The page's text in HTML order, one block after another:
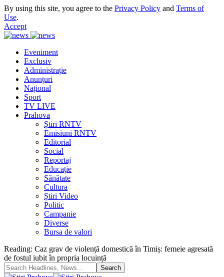
By using this site, you agree to the Privacy Policy and Terms of
Use.
Accept
Eveniment
Exclusiv
Administrație
Anunțuri
Național
Sport
TV LIVE
Prahova
Știri RNTV
Emisiuni RNTV
Editorial
Social
Reportaj
Educație
Sănătate
Cultura
Știri Video
Politic
Campanie
Diverse
Bursa de valori
Reading: Caz grav de violență domestică în Timiș: femeie agresată
de fostul iubit în propria locuință